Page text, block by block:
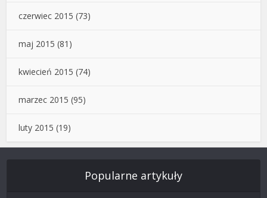
czerwiec 2015 (73)
maj 2015 (81)
kwiecień 2015 (74)
marzec 2015 (95)
luty 2015 (19)
Popularne artykuły